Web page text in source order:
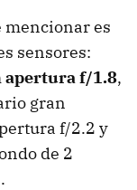
mencionar es
sensores:
apertura f/1.8,
gran
f/2.2 y
de 2